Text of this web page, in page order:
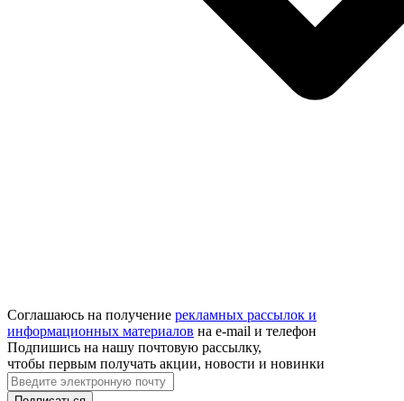
Соглашаюсь на получение рекламных рассылок и
информационных материалов на e‑mail и телефон
Подпишись на нашу почтовую рассылку,
чтобы первым получать акции, новости и новинки